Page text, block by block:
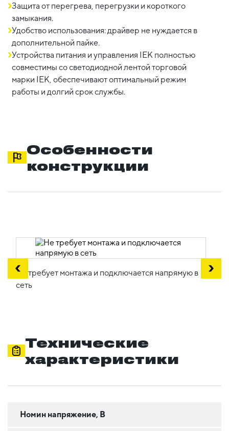
Защита от перегрева, перегрузки и короткого
замыкания.
Удобство использования: драйвер не нуждается в
дополнительной пайке.
Устройства питания и управления IEK полностью
совместимы со светодиодной лентой торговой
марки IEK, обеспечивают оптимальный режим
работы и долгий срок службы.
Особенности
конструкции
Не требует монтажа и подключается напрямую в
сеть
Технические
характеристики
Номин напряжение, В